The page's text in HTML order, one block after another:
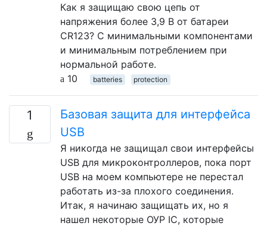
Как я защищаю свою цепь от
напряжения более 3,9 В от батареи
CR123? С минимальными компонентами
и минимальным потреблением при
нормальной работе.
10
batteries protection
1
Базовая защита для интерфейса
USB
Я никогда не защищал свои интерфейсы
USB для микроконтроллеров, пока порт
USB на моем компьютере не перестал
работать из-за плохого соединения.
Итак, я начинаю защищать их, но я
нашел некоторые ОУР IC, которые